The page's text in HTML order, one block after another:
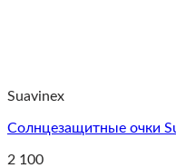
Suavinex
Солнцезащитные очки
2 100